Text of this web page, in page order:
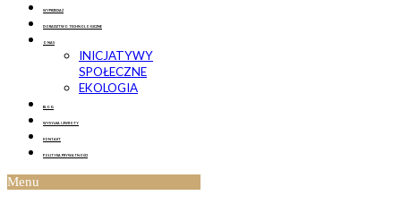
WYPRZEDAŻ
DORADZTWO TECHNOLOGICZNE
O NAS
INICJATYWY
SPOŁECZNE
EKOLOGIA
BLOG
WYSYŁKA I ZWROTY
KONTAKT
POLITYKA PRYWATNOŚCI
Menu